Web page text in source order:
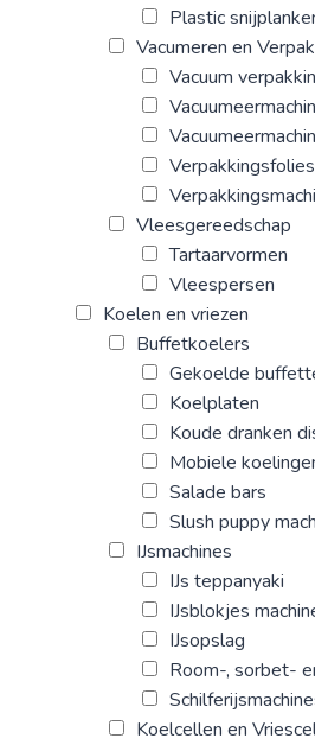
Plastic
Vacumeren en
Vacuum
Verpakkingsfolies
Vleesgereedschap
Tartaarvormen
Vleespersen
Koelen en vriezen
Buffetkoelers
Gekoelde
Koelplaten
Koude dranken
Mobiele
Salade bars
Slush puppy
IJsmachines
IJs teppanyaki
IJsblokjes
IJsopslag
Room-, sorbet-
Koelcellen en